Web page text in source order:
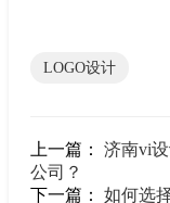
LOGO设计
上一篇： 济南vi
公司？
下一篇： 如何选